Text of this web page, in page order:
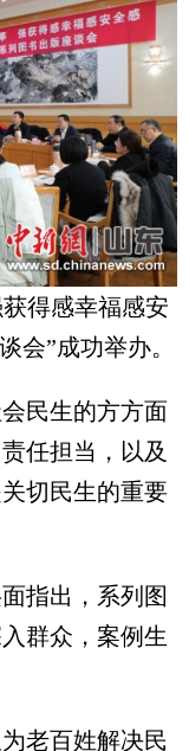
得感幸福感安
会”成功举办。
民生的方方面
任担当，以及
切民生的重要
指出，系列图
群众，案例生
老百姓解决民